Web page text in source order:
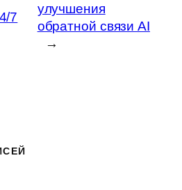
7
улучшения
обратной связи AI
→